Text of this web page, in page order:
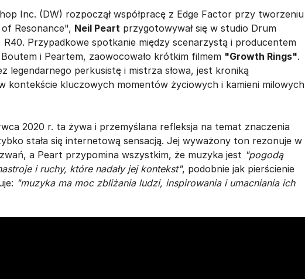
Inc. (DW) rozpoczął współpracę z Edge Factor przy tworzeniu
Resonance", Neil Peart przygotowywał się w studio Drum
Przypadkowe spotkanie między scenarzystą i producentem
i Peartem, zaowocowało krótkim filmem "Growth Rings".
legendarnego perkusistę i mistrza słowa, jest kroniką
kontekście kluczowych momentów życiowych i kamieni milowych
2020 r. ta żywa i przemyślana refleksja na temat znaczenia
stała się internetową sensacją. Jej wyważony ton rezonuje w
a Peart przypomina wszystkim, że muzyka jest "pogodą
i ruchy, które nadały jej kontekst", podobnie jak pierścienie
"muzyka ma moc zbliżania ludzi, inspirowania i umacniania ich